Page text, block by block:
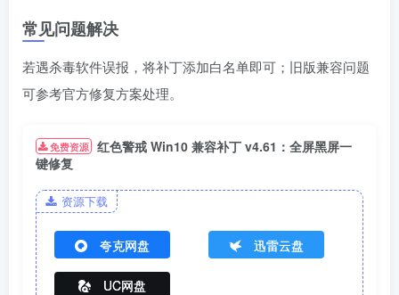
常见问题解决
若遇杀毒软件误报，将补丁添加白名单即可；旧版兼容问题
可参考官方修复方案处理。
免费资源 红色警戒 Win10 兼容补丁 v4.61：全屏黑屏一
键修复
资源下载
夸克网盘 迅雷云盘
UC网盘